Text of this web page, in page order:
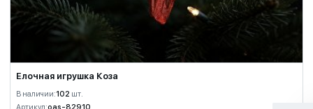
Елочная игрушка Коза
В наличии:102 шт.